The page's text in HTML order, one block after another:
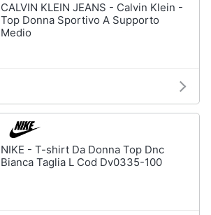
CALVIN KLEIN JEANS - Calvin Klein -
Top Donna Sportivo A Supporto
Medio
NIKE - T-shirt Da Donna Top Dnc
Bianca Taglia L Cod Dv0335-100